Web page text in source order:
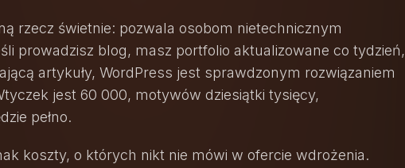
rzecz świetnie: pozwala osobom nietechnicznym
prowadzisz blog, masz portfolio aktualizowane co tydzień,
artykuły, WordPress jest sprawdzonym rozwiązaniem
jest 60 000, motywów dziesiątki tysięcy,
pełno.
koszty, o których nikt nie mówi w ofercie wdrożenia.